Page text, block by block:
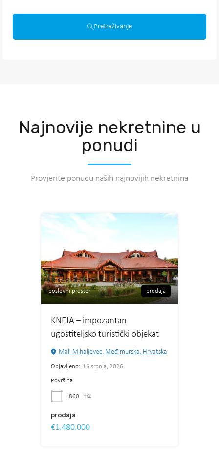
Pretraživanje
Najnovije nekretnine u
ponudi
Provjerite ponudu naših najnovijih nekretnina
poslovni prostor prodaja
KNEJA – impozantan
ugostiteljsko turistički objekat
Mali Mihaljevec, Međimurska, Hrvatska
Objavljeno: 16 srpnja, 2026
Površina
860 m2
prodaja
€1,480,000